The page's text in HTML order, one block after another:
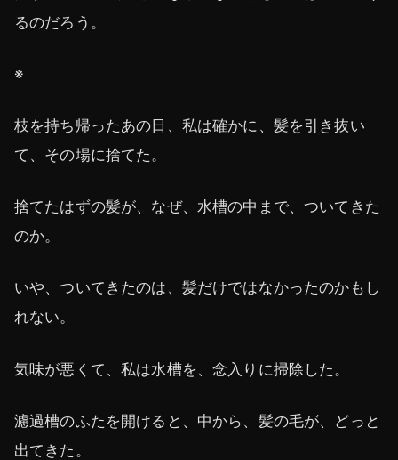
るのだろう。
※
枝を持ち帰ったあの日、私は確かに、髪を引き抜い
て、その場に捨てた。
捨てたはずの髪が、なぜ、水槽の中まで、ついてきた
のか。
いや、ついてきたのは、髪だけではなかったのかもし
れない。
気味が悪くて、私は水槽を、念入りに掃除した。
濾過槽のふたを開けると、中から、髪の毛が、どっと
出てきた。